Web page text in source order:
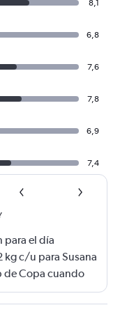
8,1
6,8
7,6
7,8
6,9
7,4
para el día
kg c/u para Susana
de Copa cuando
a los vuelos de
de media hora o